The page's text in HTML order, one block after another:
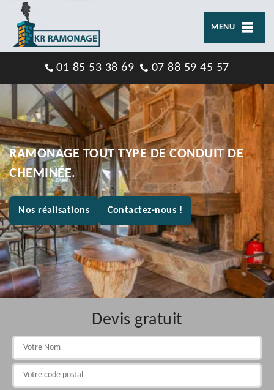
MENU
01 85 53 38 69 07 88 59 45 57
RAMONAGE TOUT TYPE DE CONDUIT DE
CHEMINÉE.
Nos réalisations Contactez-nous !
Devis gratuit